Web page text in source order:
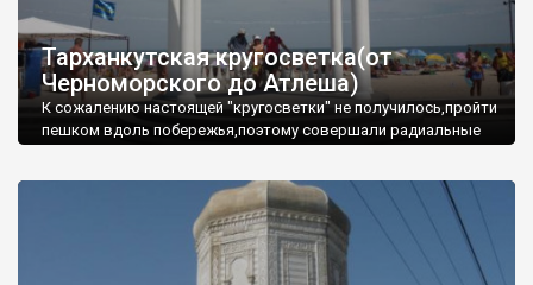
Тарханкутская кругосветка(от
Черноморского до Атлеша)
К сожалению настоящей "кругосветки" не получилось,пройти
пешком вдоль побережья,поэтому совершали радиальные